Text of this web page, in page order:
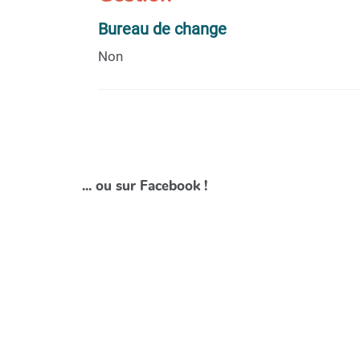
Bureau de change
Non
... ou sur Facebook !